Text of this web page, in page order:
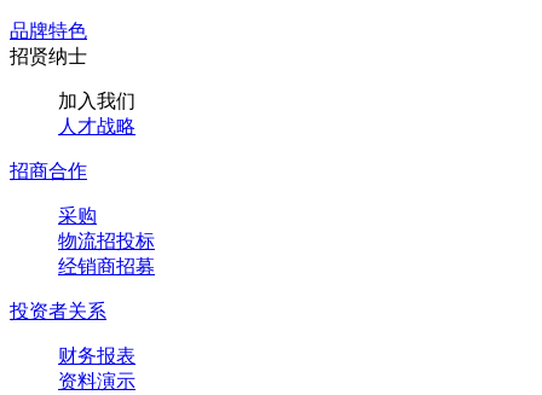
品牌特色
招贤纳士
加入我们
人才战略
招商合作
采购
物流招投标
经销商招募
投资者关系
财务报表
资料演示